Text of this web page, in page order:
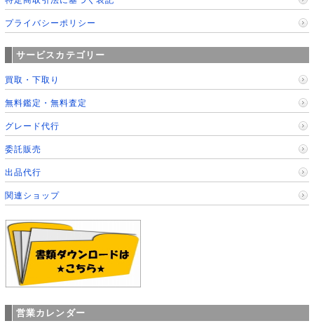
プライバシーポリシー
サービスカテゴリー
買取・下取り
無料鑑定・無料査定
グレード代行
委託販売
出品代行
関連ショップ
営業カレンダー